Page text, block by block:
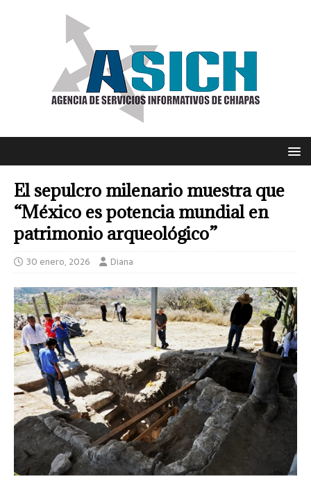
El sepulcro milenario muestra que
“México es potencia mundial en
patrimonio arqueológico”
30 enero, 2026 Diana